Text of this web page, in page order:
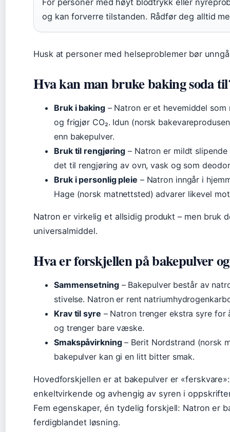
For personer med høyt blodtrykk eller
og kan forverre tilstanden. Rådfør deg alltid
Husk at personer med helseproblemer bør
Hva kan man bruke baking soda
Bruk i baking– Natron er et hevemiddel som
og frigjør CO₂. Idun (norsk
enn bakepulver.
Bruk til rengjøring – Natron er mildt
det til rengjøring av ovn, vask og som
Bruk i personlig pleie – Natron inngår i
Hage (norsk matnettsted) advarer likevel
Natron er virkelig et allsidig produkt – men bruk
universalmiddel.
Hva er forskjellen på bakepulver
Sammensetning– Bakepulver består av
stivelse. Natron er rent
Krav til syre – Natron trenger ekstra syre for
og trenger bare væske.
Smakspåvirkning– Berit Nordstrand (norsk
bakepulver kan gi en litt bitter smak.
Hovedforskjellen er at bakepulver er
enkeltvirkende og avhengig av syren i
Fem egenskaper, én tydelig forskjell: Natron er
ferdigblandet løsning.